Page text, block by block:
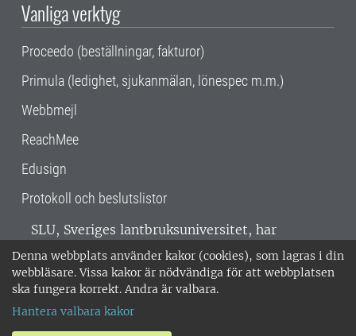
Denna webbplats använder kakor (cookies), som lagras i din
webbläsare. Vissa kakor är nödvändiga för att webbplatsen
ska fungera korrekt. Andra är valbara.
Hantera valbara kakor
Vanliga verktyg
Proceedo (beställningar, fakturor)
Primula (ledighet, sjukanmälan, lönespec m.m.)
Webbmejl
ReachMee
Edusign
Protokoll och beslutslistor
SLU, Sveriges lantbruksuniversitet, har
verksamhet över hela Sverige. Huvudorter är
Alnarp, Uppsala och Umeå.SLU är
miljöcertifierat enligt ISO 14001. •
018-67 10 00 • Org nr: 202100-2817 •